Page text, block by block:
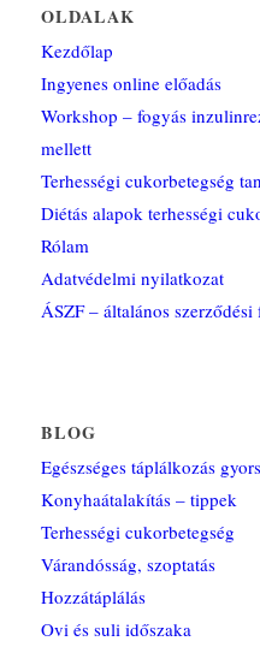
OLDALAK
Kezdőlap
Ingyenes online előadás
Workshop – fogyás
mellett
Terhességi cukorbetegség
Diétás alapok terhességi
Rólam
Adatvédelmi nyilatkozat
ÁSZF – általános szerződési
BLOG
Egészséges táplálkozás
Konyhaátalakítás – tippek
Terhességi cukorbetegség
Várandósság, szoptatás
Hozzátáplálás
Ovi és suli időszaka